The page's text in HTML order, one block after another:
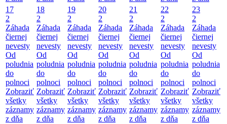
17
2
Záhada
čiernej
nevesty
Od
poludnia
do
polnoci
Zobraziť
všetky
záznamy
z dňa
18
2
Záhada
čiernej
nevesty
Od
poludnia
do
polnoci
Zobraziť
všetky
záznamy
z dňa
19
2
Záhada
čiernej
nevesty
Od
poludnia
do
polnoci
Zobraziť
všetky
záznamy
z dňa
20
2
Záhada
čiernej
nevesty
Od
poludnia
do
polnoci
Zobraziť
všetky
záznamy
z dňa
21
2
Záhada
čiernej
nevesty
Od
poludnia
do
polnoci
Zobraziť
všetky
záznamy
z dňa
22
2
Záhada
čiernej
nevesty
Od
poludnia
do
polnoci
Zobraziť
všetky
záznamy
z dňa
23
2
Záhada
čiernej
nevesty
Od
poludnia
do
polnoci
Zobraziť
všetky
záznamy
z dňa